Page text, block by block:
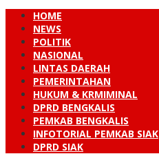
HOME
NEWS
POLITIK
NASIONAL
LINTAS DAERAH
PEMERINTAHAN
HUKUM & KRMIMINAL
DPRD BENGKALIS
PEMKAB BENGKALIS
INFOTORIAL PEMKAB SIAK
DPRD SIAK